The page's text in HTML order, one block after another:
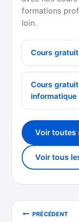
formations
loin.
Cours
Cours
informatique
Voir toutes
Voir tous
PRÉCÉDENT